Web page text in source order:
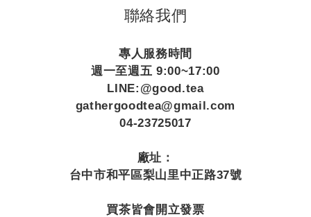
聯絡我們
專人服務時間
週一至週五 9:00~17:00
LINE:@good.tea
gathergoodtea@gmail.com
04-23725017
廠址：
台中市和平區梨山里中正路37號
買茶皆會開立發票